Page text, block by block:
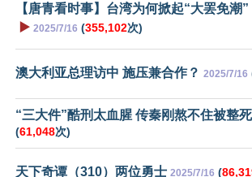
【唐青看时事】台湾为何掀起“大罢免潮”
▶️ 2025/7/16 (355,102次)
澳大利亚总理访中 施压兼合作？ 2025/7/16
“三大件”酷刑太血腥 传秦刚熬不住被整
(61,048次)
天下奇谭（310）两位勇士 2025/7/16 (